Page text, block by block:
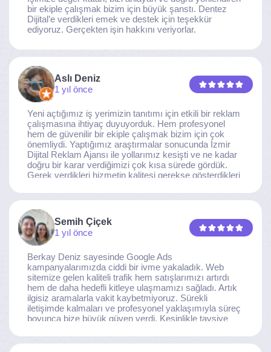
bir ekiple çalışmak bizim için büyük şanstı. Dentez
Dijital’e verdikleri emek ve destek için teşekkür
ediyoruz. Gerçekten işin hakkını veriyorlar.
Aslı Deniz
1 yıl önce
Yeni açtığımız iş yerimizin tanıtımı için etkili bir reklam
çalışmasına ihtiyaç duyuyorduk. Hem profesyonel
hem de güvenilir bir ekiple çalışmak bizim için çok
önemliydi. Yaptığımız araştırmalar sonucunda İzmir
Dijital Reklam Ajansı ile yollarımız kesişti ve ne kadar
doğru bir karar verdiğimizi çok kısa sürede gördük.
Gerek verdikleri hizmetin kalitesi gerekse gösterdikleri
noktaya ulaştı. Kaliteden asla taviz vermeyen, her
ekibine gönülden teşekkür ederiz.
Semih Çiçek
1 yıl önce
Berkay Deniz sayesinde Google Ads
kampanyalarımızda ciddi bir ivme yakaladık. Web
sitemize gelen kaliteli trafik hem satışlarımızı artırdı
hem de daha hedefli kitleye ulaşmamızı sağladı. Artık
ilgisiz aramalarla vakit kaybetmiyoruz. Sürekli
iletişimde kalmaları ve profesyonel yaklaşımıyla süreç
boyunca bize büyük güven verdi. Kesinlikle tavsiye